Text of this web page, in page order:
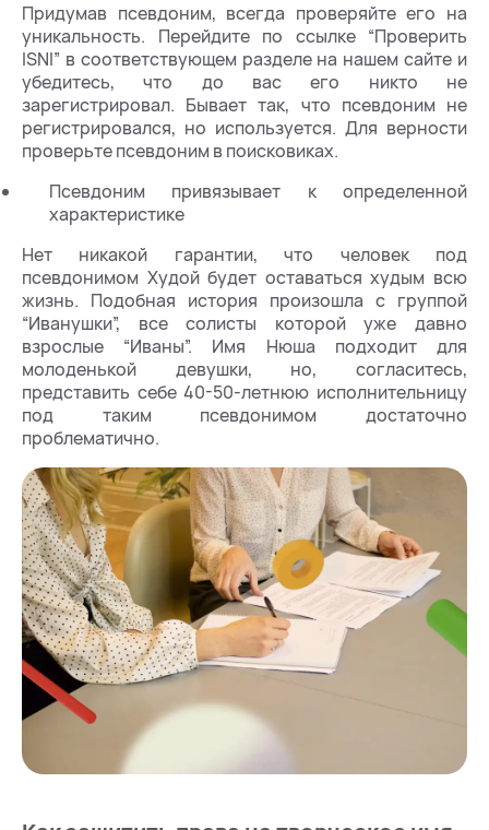
Придумав псевдоним, всегда проверяйте его на
уникальность. Перейдите по ссылке “Проверить
ISNI” в соответствующем разделе на нашем сайте и
убедитесь, что до вас его никто не
зарегистрировал. Бывает так, что псевдоним не
регистрировался, но используется. Для верности
проверьте псевдоним в поисковиках.
Псевдоним привязывает к определенной
характеристике
Нет никакой гарантии, что человек под
псевдонимом Худой будет оставаться худым всю
жизнь. Подобная история произошла с группой
“Иванушки”, все солисты которой уже давно
взрослые “Иваны”. Имя Нюша подходит для
молоденькой девушки, но, согласитесь,
представить себе 40-50-летнюю исполнительницу
под таким псевдонимом достаточно
проблематично.